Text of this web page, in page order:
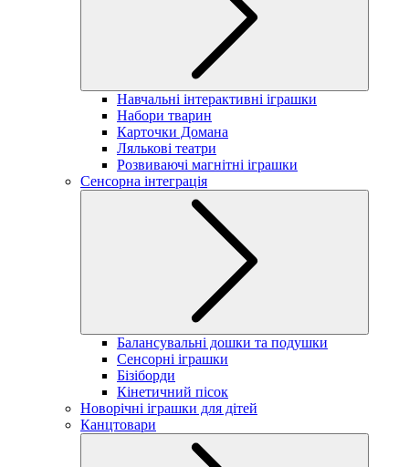
Навчальні інтерактивні іграшки
Набори тварин
Карточки Домана
Лялькові театри
Розвиваючі магнітні іграшки
Сенсорна інтеграція
Балансувальні дошки та подушки
Сенсорні іграшки
Бізіборди
Кінетичний пісок
Новорічні іграшки для дітей
Канцтовари